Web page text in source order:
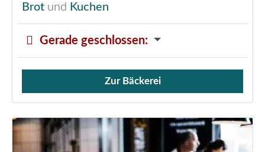
Brot und Kuchen
Gerade geschlossen:
Verkauf von Brötchen,
Zur Bäckerei